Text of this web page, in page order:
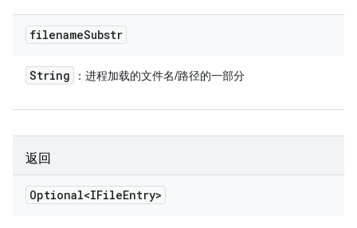
filenameSubstr
String ：进程加载的文件名/路径的一部分
返回
Optional<IFileEntry>